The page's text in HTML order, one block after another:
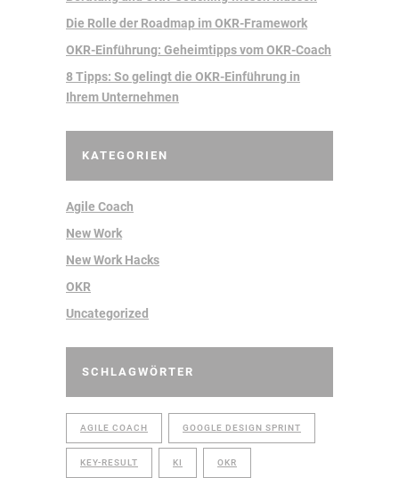
Die Rolle der Roadmap im OKR-Framework
OKR-Einführung: Geheimtipps vom OKR-Coach
8 Tipps: So gelingt die OKR-Einführung in
Ihrem Unternehmen
KATEGORIEN
Agile Coach
New Work
New Work Hacks
OKR
Uncategorized
SCHLAGWÖRTER
AGILE COACH GOOGLE DESIGN SPRINT
KEY-RESULT KI OKR